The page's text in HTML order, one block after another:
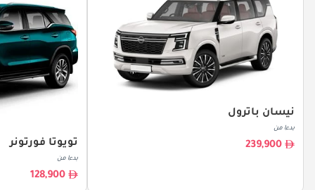
نيسان باترول
بدءا من
239,900 تويوتا فورتونر
بدءا من
128,900